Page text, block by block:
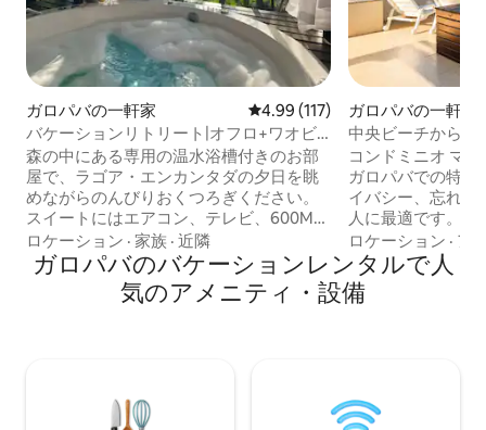
ガロパバの一軒家 レビュー117件、5つ星中4.99つ
4.99 (117)
バケーションリトリート|オフロ+ワオビ
ュー|フェルルジェム
森の中にある専用の温水浴槽付きのお部
屋で、ラゴア・エンカンタダの夕日を眺
めながらのんびりおくつろぎください。
スイートにはエアコン、テレビ、600MB
のWi-Fiが備わっています。 暖かいお風呂
とジャグジー。 キオスクにはグルメスペ
ースが完備されています。 スイートルー
ムは2部屋あり、1部屋はダブルベッド1
体と魂にとって素晴らしい運動になりま
ロケーション · 家族 · 近隣
ガロパバの一軒家
中央ビーチから
ジーが見える家
コンドミニオ マ
ガロパバでの特別
イバシー、忘れら
人に最適です。こ
間、スパのある
エリアがあり、海
ションにあります。 🌴 閉鎖型コンド
アム 🧖 ジャグジ
ロケーション · ア
ガロパバのバケーションレンタルで人
気のアメニティ・設備